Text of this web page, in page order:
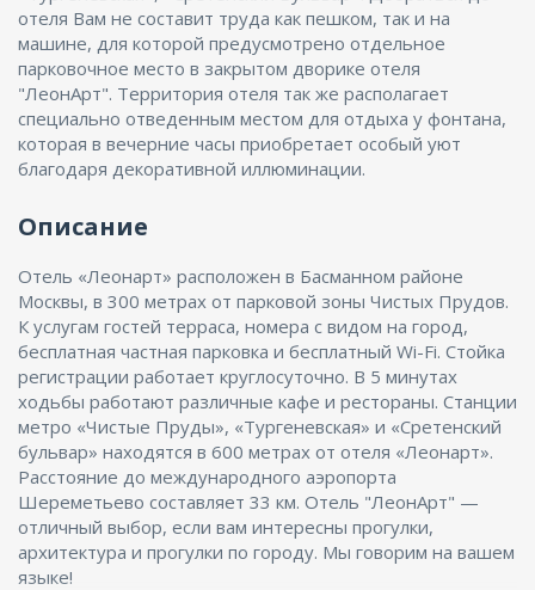
отеля Вам не составит труда как пешком, так и на
машине, для которой предусмотрено отдельное
парковочное место в закрытом дворике отеля
"ЛеонАрт". Территория отеля так же располагает
специально отведенным местом для отдыха у фонтана,
которая в вечерние часы приобретает особый уют
благодаря декоративной иллюминации.
Описание
Отель «Леонарт» расположен в Басманном районе
Москвы, в 300 метрах от парковой зоны Чистых Прудов.
К услугам гостей терраса, номера с видом на город,
бесплатная частная парковка и бесплатный Wi-Fi. Стойка
регистрации работает круглосуточно. В 5 минутах
ходьбы работают различные кафе и рестораны. Станции
метро «Чистые Пруды», «Тургеневская» и «Сретенский
бульвар» находятся в 600 метрах от отеля «Леонарт».
Расстояние до международного аэропорта
Шереметьево составляет 33 км. Отель "ЛеонАрт" —
отличный выбор, если вам интересны прогулки,
архитектура и прогулки по городу. Мы говорим на вашем
языке!